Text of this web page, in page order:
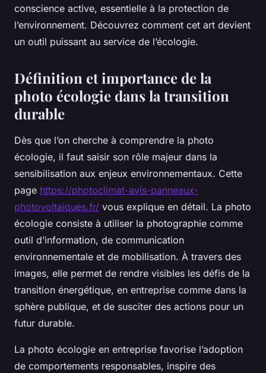
conscience active, essentielle à la protection de
l’environnement. Découvrez comment cet art devient
un outil puissant au service de l’écologie.
Définition et importance de la
photo écologie dans la transition
durable
Dès que l’on cherche à comprendre la photo
écologie, il faut saisir son rôle majeur dans la
sensibilisation aux enjeux environnementaux. Cette
page https://photoclimat-avis-panneaux-
photovoltaiques.fr/ vous explique en détail. La photo
écologie consiste à utiliser la photographie comme
outil d’information, de communication
environnementale et de mobilisation. À travers des
images, elle permet de rendre visibles les défis de la
transition énergétique, en entreprise comme dans la
sphère publique, et de susciter des actions pour un
futur durable.
La photo écologie en entreprise favorise l’adoption
de comportements responsables, inspire des